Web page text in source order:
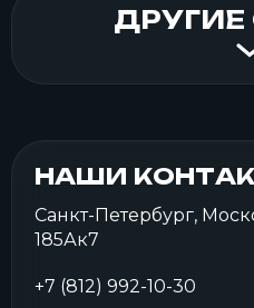
ДРУГИЕ
НАШИ
Санкт-Петербург,
185Ак7
+7 (812) 992-10-30